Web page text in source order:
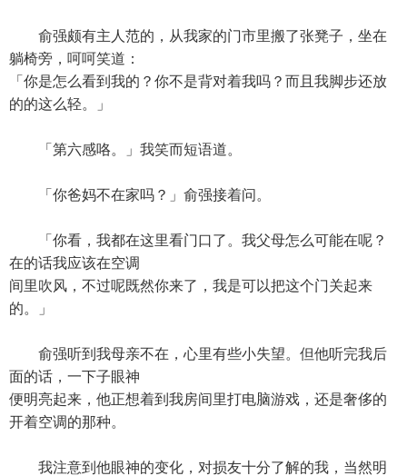
俞强颇有主人范的，从我家的门市里搬了张凳子，坐在
躺椅旁，呵呵笑道：
「你是怎么看到我的？你不是背对着我吗？而且我脚步还放
的的这么轻。」
「第六感咯。」我笑而短语道。
「你爸妈不在家吗？」俞强接着问。
「你看，我都在这里看门口了。我父母怎么可能在呢？
在的话我应该在空调
间里吹风，不过呢既然你来了，我是可以把这个门关起来
的。」
俞强听到我母亲不在，心里有些小失望。但他听完我后
面的话，一下子眼神
便明亮起来，他正想着到我房间里打电脑游戏，还是奢侈的
开着空调的那种。
我注意到他眼神的变化，对损友十分了解的我，当然明